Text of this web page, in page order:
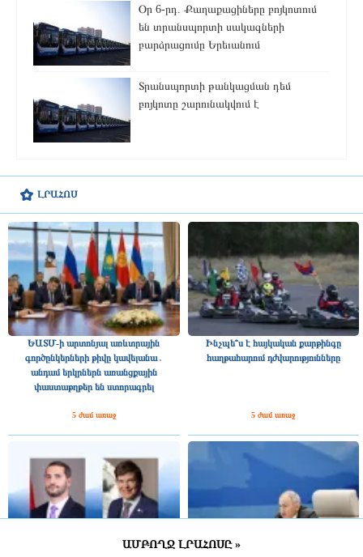
ԼՐԱՀՈՍ
ԵԱՏՄ-ի արտոնյալ առևտրային
գործընկերների թիվը կավելանա․
անդամ երկրներն առանցքային
փաստաթղթեր են ստորագրել
5 ժամ առաջ
Ինչպե՞ս է հայկական քարթինգը
հաղթահարում դժվարությունները
5 ժամ առաջ
ԱՄԲՈՂՋ ԼՐԱՀՈՍԸ »
Օր 6-րդ. Քաղաքացիները բոյկոտում
են տրանսպորտի սակագների
բարձրացումը Երեւանում
Տրանսպորտի թանկացման դեմ
բոյկոտը շարունակվում է